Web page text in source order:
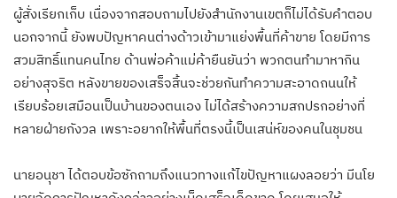
ผู้สั่งเรียกเก็บ เนื่องจากสอบถามไปยังสำนักงานเขตก็ไม่ได้รับคำตอบ
นอกจากนี้ ยังพบปัญหาคนต่างด้าวเข้ามาแย่งพื้นที่ค้าขาย โดยมีการ
สวมสิทธิ์แทนคนไทย ด้านพ่อค้าแม่ค้ายืนยันว่า พวกตนทำมาหากิน
อย่างสุจริต หลังขายของเสร็จสิ้นจะช่วยกันทำความสะอาดถนนให้
เรียบร้อยเสมือนเป็นบ้านของตนเอง ไม่ได้สร้างความสกปรกอย่างที่
หลายฝ่ายกังวล เพราะอยากให้พื้นที่ตรงนี้เป็นเสน่ห์ของคนในชุมชน
นายอนุชา ได้ตอบข้อซักถามถึงแนวทางแก้ไขปัญหาแผงลอยว่า มีนโย